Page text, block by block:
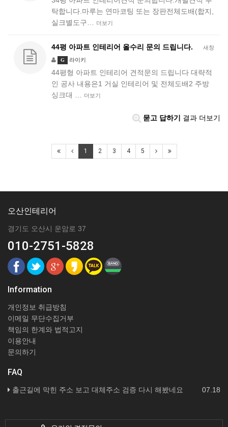
탁합니다.마루는 연마코팅 또는 장판전체도배(합지,
실크별도구…
더보기
새창
44평 아파트 인테리어 올수리 문의 드립니다.
G 라이키
44평형 아파트 인테리어 견적문의 드립니다 대략적
인 공사 내용은1 거실 인테리어 및 전체도배2 주방
싱크대 …
더보기
묻고 답하기 결과 더보기
1 2 3 4 5
오산인테리어
경기도 오산시 운암로 37
010-2751-5828
Information
개인정보 취급방침
이메일 무단수집거부
책임의 한계와 법적고지
이용안내
문의하기
FAQ
07.18
출근길에 막힌 주소 보고 대체주소 검증 다시 해봤네요